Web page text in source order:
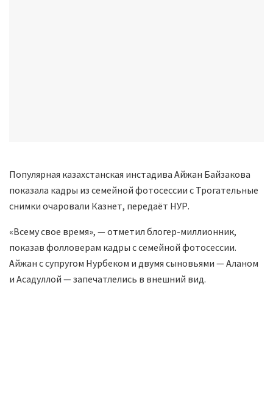
Популярная казахстанская инстадива Айжан Байзакова
показала кадры из семейной фотосессии с Трогательные
снимки очаровали Казнет, ​​передаёт НУР.
«Всему свое время», — отметил блогер-миллионник,
показав фолловерам кадры с семейной фотосессии.
Айжан с супругом Нурбеком и двумя сыновьями — Аланом
и Асадуллой — запечатлелись в внешний вид.